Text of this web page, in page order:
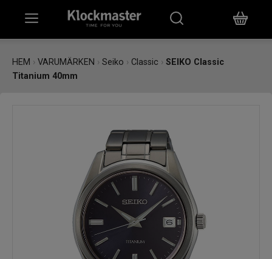
VARUMÄRKEN
PRESENTKORT
HEM › VARUMÄRKEN › Seiko › Classic › SEIKO Classic
Titanium 40mm